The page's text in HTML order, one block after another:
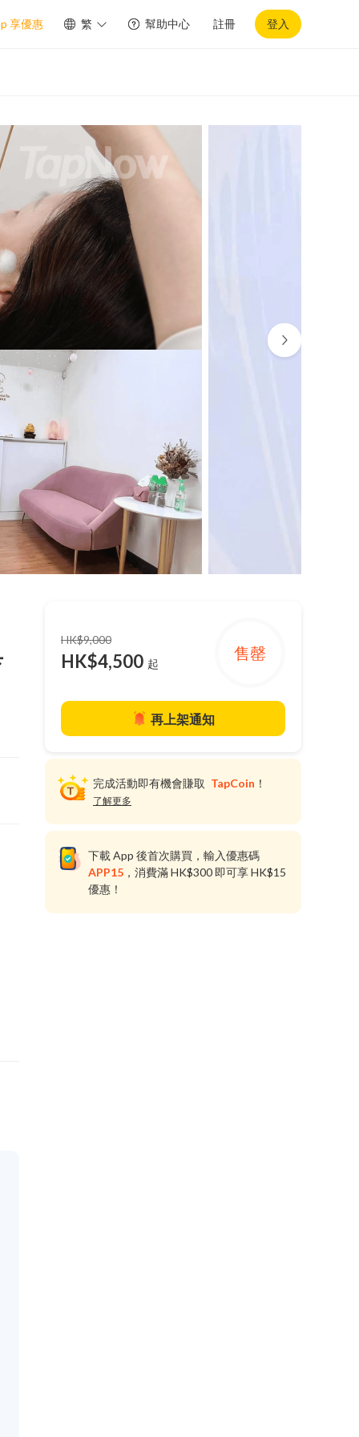
享優惠 繁 幫助中心 註冊 登入
HK$9,000
HK$4,500 起
售罄
再上架通知
完成活動即有機會賺取 TapCoin ！
了解更多
下載 App 後首次購買，輸入優惠碼
APP15 ，消費滿 HK$300 即可享 HK$15
優惠！